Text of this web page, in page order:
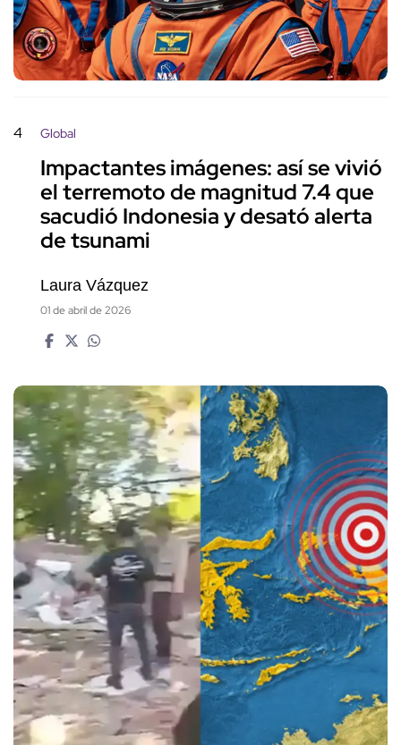
4 Global
Impactantes imágenes: así se vivió
el terremoto de magnitud 7.4 que
sacudió Indonesia y desató alerta
de tsunami
Laura Vázquez
01 de abril de 2026